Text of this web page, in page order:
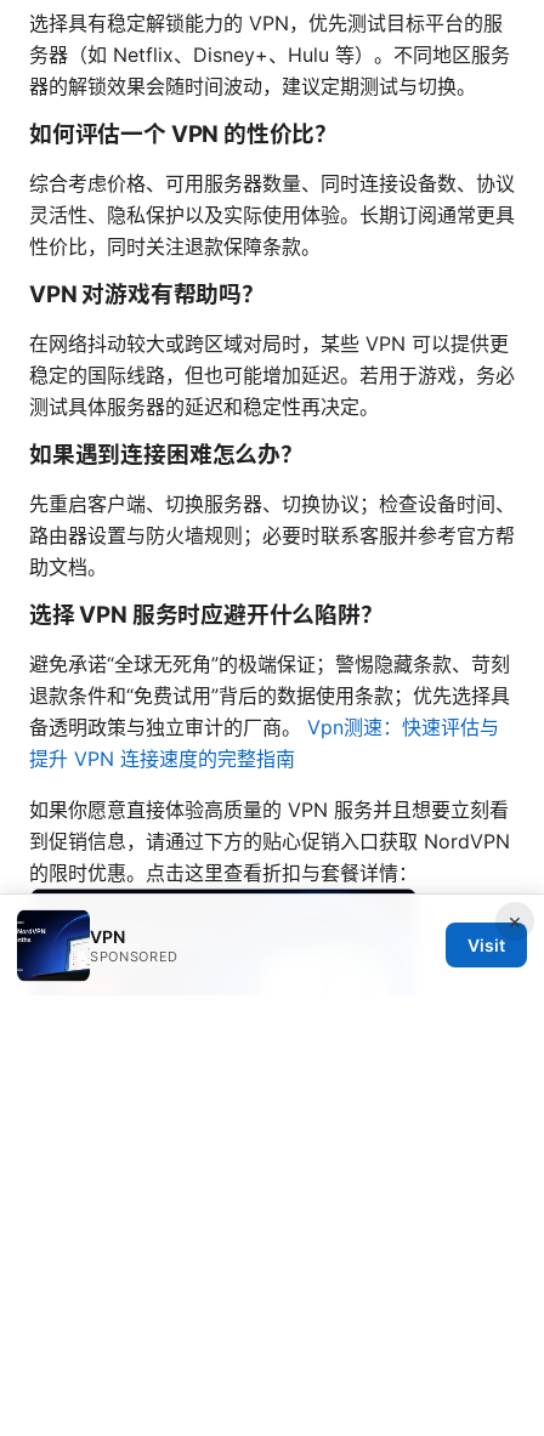
选择具有稳定解锁能力的 VPN，优先测试目标平台的服
务器（如 Netflix、Disney+、Hulu 等）。不同地区服务
器的解锁效果会随时间波动，建议定期测试与切换。
如何评估一个 VPN 的性价比？
综合考虑价格、可用服务器数量、同时连接设备数、协议
灵活性、隐私保护以及实际使用体验。长期订阅通常更具
性价比，同时关注退款保障条款。
VPN 对游戏有帮助吗？
在网络抖动较大或跨区域对局时，某些 VPN 可以提供更
稳定的国际线路，但也可能增加延迟。若用于游戏，务必
测试具体服务器的延迟和稳定性再决定。
如果遇到连接困难怎么办？
先重启客户端、切换服务器、切换协议；检查设备时间、
路由器设置与防火墙规则；必要时联系客服并参考官方帮
助文档。
选择 VPN 服务时应避开什么陷阱？
避免承诺“全球无死角”的极端保证；警惕隐藏条款、苛刻
退款条件和“免费试用”背后的数据使用条款；优先选择具
备透明政策与独立审计的厂商。 Vpn测速：快速评估与
提升 VPN 连接速度的完整指南
如果你愿意直接体验高质量的 VPN 服务并且想要立刻看
到促销信息，请通过下方的贴心促销入口获取 NordVPN
的限时优惠。点击这里查看折扣与套餐详情：
×
VPN
SPONSORED
Visit